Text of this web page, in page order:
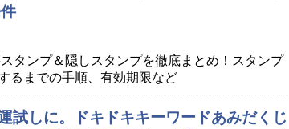
タンプ＆隠しスタンプを徹底まとめ！スタンプ
るまでの手順、有効期限など
試しに。ドキドキキーワードあみだくじ